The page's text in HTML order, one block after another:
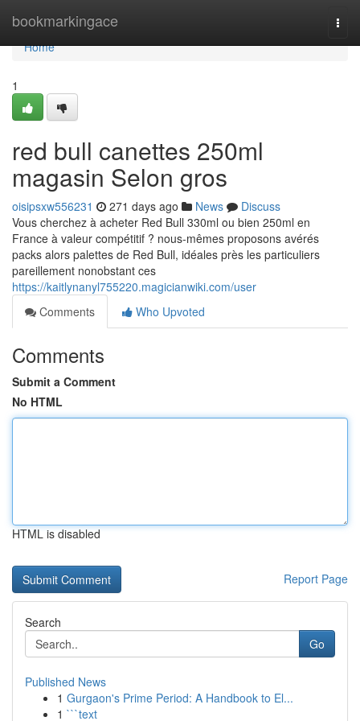
bookmarkingace
Home
Home
1
red bull canettes 250ml
magasin Selon gros
oisipsxw556231 271 days ago News
Discuss
Vous cherchez à acheter Red Bull 330ml ou bien 250ml en
France à valeur compétitif ? nous-mêmes proposons avérés
packs alors palettes de Red Bull, idéales près les particuliers
pareillement nonobstant ces
https://kaitlynanyl755220.magicianwiki.com/user
Comments
Who Upvoted
Comments
Submit a Comment
No HTML
HTML is disabled
Report Page
Search
Go
Published News
1 Gurgaon's Prime Period: A Handbook to El...
1 ```text